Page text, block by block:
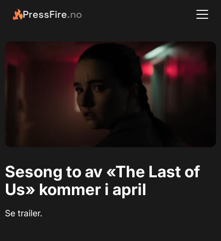
PressFire.no
Sesong to av «The Last of
Us» kommer i april
Se trailer.